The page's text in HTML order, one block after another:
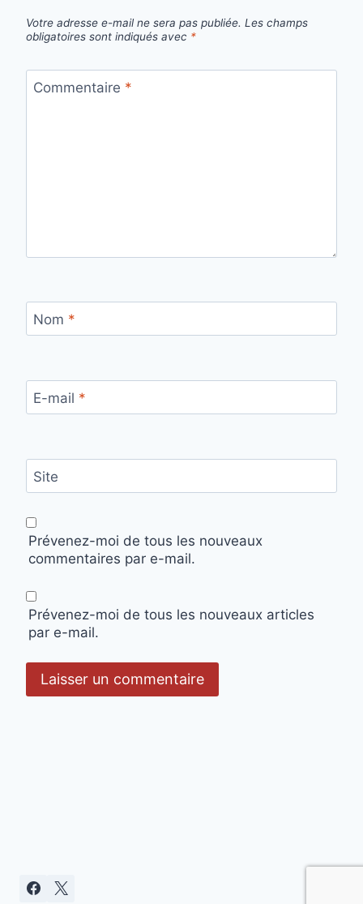
Votre adresse e-mail ne sera pas publiée. Les champs
obligatoires sont indiqués avec *
Commentaire *
Nom *
E-mail *
Site
Prévenez-moi de tous les nouveaux
commentaires par e-mail.
Prévenez-moi de tous les nouveaux articles
par e-mail.